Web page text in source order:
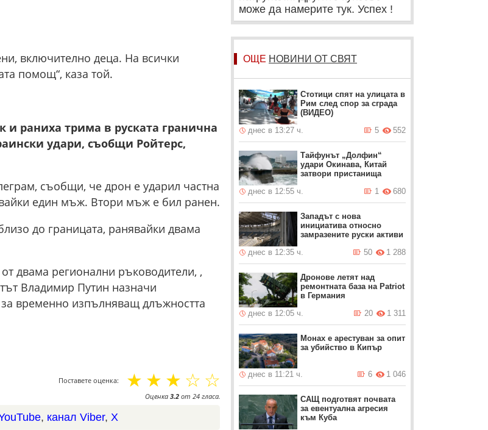
включително деца. На всички
помощ“, каза той.
и раниха трима в руската гранична
удари, съобщи Ройтерс,
съобщи, че дрон е ударил частна
един мъж. Втори мъж е бил ранен.
до границата, ранявайки двама
двама регионални ръководители, ,
Владимир Путин назначи
временно изпълняващ длъжността
Поставете оценка: ☆
☆
☆
☆
☆
Оценка 3.2от 24гласа.
, канал Viber, X
може да намерите тук. Успех !
ОЩЕ НОВИНИ ОТ СВЯТ
Стотици спят на улицата в
Рим след спор за сграда
(ВИДЕО)
днес в 13:27 ч.
552
5
Тайфунът „Долфин“
удари Окинава, Китай
затвори пристанища
днес в 12:55 ч.
680
1
Западът с нова
инициатива относно
замразените руски активи
днес в 12:35 ч.
1 288
50
Дронове летят над
ремонтната база на Patriot
в Германия
днес в 12:05 ч.
1 311
20
Монах е арестуван за опит
за убийство в Кипър
днес в 11:21 ч. 1 046
6
САЩ подготвят почвата
за евентуална агресия
към Куба